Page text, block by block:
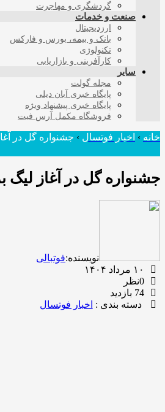
گردشگری و مهاجرت
صنعت و خدمات
ارزدیجیتال
بانک و بیمه، بورس و فارکس
تکنولوژی
کارآفرینی و بازاریابی
سایر
مجله گولت
پایگاه خبری آبان دیلی
پایگاه خبری پیشنهاد ویژه
فروشگاه مکمل آرس فیت
خانه › اخبار فوتسال › جشنواره گل در
جشنواره گل در آغاز لیگ
نویسنده:فوتبالی
0نظر
74 بازدید
دسته بندی : اخبار فوتسال